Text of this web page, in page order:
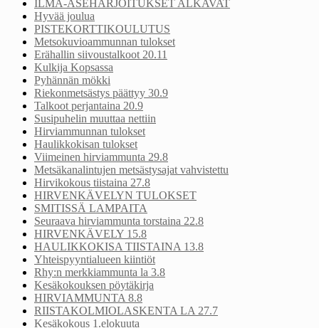
ILMA-ASEHARJOITUKSET ALKAVAT
Hyvää joulua
PISTEKORTTIKOULUTUS
Metsokuvioammunnan tulokset
Erähallin siivoustalkoot 20.11
Kulkija Kopsassa
Pyhännän mökki
Riekonmetsästys päättyy 30.9
Talkoot perjantaina 20.9
Susipuhelin muuttaa nettiin
Hirviammunnan tulokset
Haulikkokisan tulokset
Viimeinen hirviammunta 29.8
Metsäkanalintujen metsästysajat vahvistettu
Hirvikokous tiistaina 27.8
HIRVENKÄVELYN TULOKSET
SMITISSÄ LAMPAITA
Seuraava hirviammunta torstaina 22.8
HIRVENKÄVELY 15.8
HAULIKKOKISA TIISTAINA 13.8
Yhteispyyntialueen kiintiöt
Rhy:n merkkiammunta la 3.8
Kesäkokouksen pöytäkirja
HIRVIAMMUNTA 8.8
RIISTAKOLMIOLASKENTA LA 27.7
Kesäkokous 1.elokuuta